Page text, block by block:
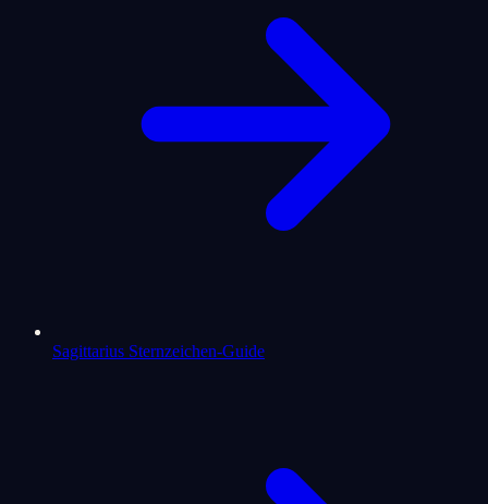
Sagittarius Sternzeichen-Guide